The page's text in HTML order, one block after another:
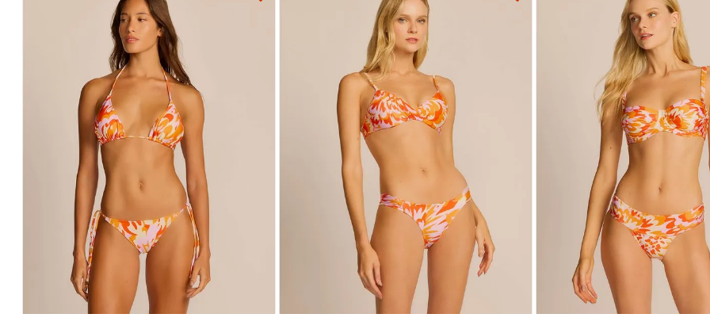
Adicionar na sacola Adicionar na sacola Adicionar na sacola